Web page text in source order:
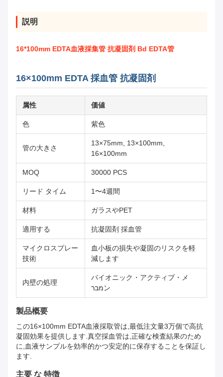
説明
16*100mm EDTA血液採集管 抗凝固剤 Bd EDTA管
16×100mm EDTA 採血管 抗凝固剤
属性 価値
色 紫色
管の大きさ
13×75mm, 13×100mm,
16×100mm
MOQ 30000 PCS
リード タイム 1〜4週間
材料 ガラスやPET
適用する 抗凝固剤 採血管
マイクロスプレー
技術
血小板の損失や凝固のリスクを軽
減します
内壁の処理
バイオニック・アクティブ・メ
מברン
製品概要
この16×100mm EDTA血液採取管は,最低注文量3万個で高抗
凝固効果を提供します.真空採血管は,正確な検査結果のため
に,血液サンプルを効率的かつ安定的に保存することを保証し
ます.
主要 な 特徴